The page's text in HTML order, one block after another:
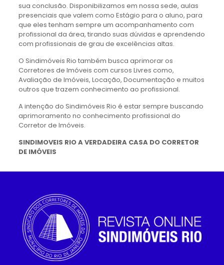
sua conclusão. Disponibilizamos em nossa sede, aulas
presenciais que valem como Estágio para o aluno, para
que eles tenham sempre um acompanhamento com
profissional da área, tirando suas dúvidas e aprendendo
com profissionais de grau de excelências altas.
O Sindimóveis Rio também busca aprimorar os
Corretores de Imóveis com cursos Livres como,
Avaliação de Imóveis, Locação, Documentação e muitos
outros que trazem conhecimento ao profissional.
A intenção do Sindimóveis Rio é estar sempre buscando
aprimoramento no conhecimento profissional do
Corretor de Imóveis.
SINDIMOVEIS RIO A VERDADEIRA CASA DO CORRETOR
DE IMÓVEIS